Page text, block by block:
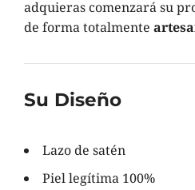
adquieras comenzará su
de forma totalmente
Su Diseño
Lazo de satén
Piel legítima 100%